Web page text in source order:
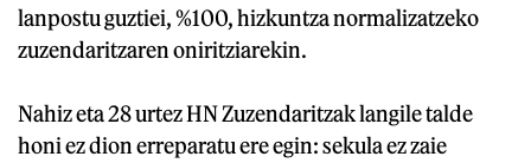
lanpostu guztiei, %100, hizkuntza normalizatzeko
zuzendaritzaren oniritziarekin.
Nahiz eta 28 urtez HN Zuzendaritzak langile talde
honi ez dion erreparatu ere egin: sekula ez zaie